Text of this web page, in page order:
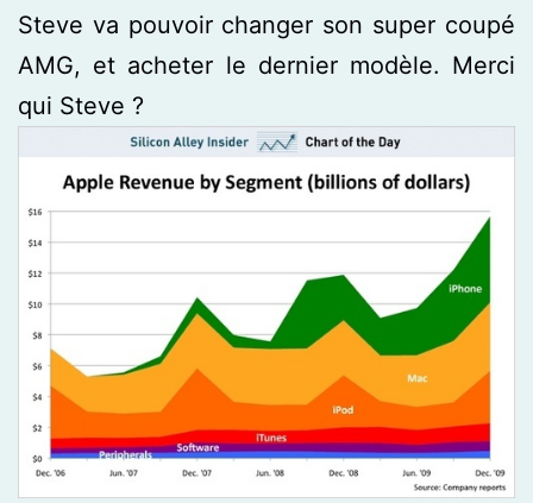
Steve va pouvoir changer son super coupé
AMG, et acheter le dernier modèle. Merci
qui Steve ?